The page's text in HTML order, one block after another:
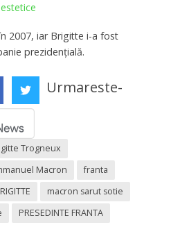
2007, iar Brigitte i-a fost
prezidenţială.
Urmareste-
Trogneux
Macron
franta
macron sarut sotie
PRESEDINTE FRANTA